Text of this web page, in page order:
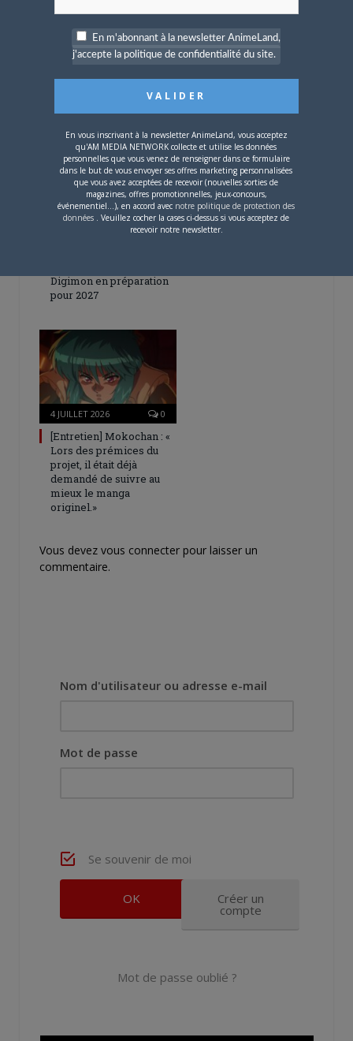
L’AnimeLand Hors-Série
– Spécial Posters est
Digimon en préparation
pour 2027
4 JUILLET 2026 0
[Entretien] Mokochan : «
Lors des prémices du
projet, il était déjà
demandé de suivre au
mieux le manga
originel.»
Vous devez vous connecter pour laisser un
commentaire.
Nom d'utilisateur ou adresse e-mail
Mot de passe
Se souvenir de moi
Créer un
compte
Mot de passe oublié ?
En m'abonnant à la newsletter AnimeLand,
j'accepte la politique de confidentialité du site.
En vous inscrivant à la newsletter AnimeLand, vous acceptez
qu'AM MEDIA NETWORK collecte et utilise les données
personnelles que vous venez de renseigner dans ce formulaire
dans le but de vous envoyer ses offres marketing personnalisées
que vous avez acceptées de recevoir (nouvelles sorties de
magazines, offres promotionnelles, jeux-concours,
événementiel...), en accord avec notre politique de protection des
données . Veuillez cocher la cases ci-dessus si vous acceptez de
recevoir notre newsletter.